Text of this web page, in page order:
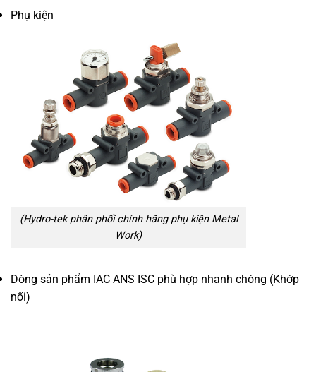
Phụ kiện
(Hydro-tek phân phối chính hãng phụ kiện Metal
Work)
Dòng sản phẩm IAC ANS ISC phù hợp nhanh chóng (Khớp
nối)